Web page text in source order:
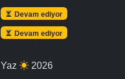
Devam ediyor
Devam ediyor
Yaz 2026